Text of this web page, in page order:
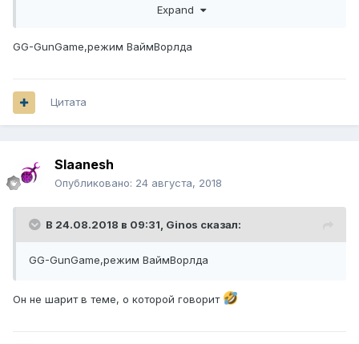
Expand
GG-GunGame,режим ВаймВорлда
Цитата
Slaanesh
Опубликовано: 24 августа, 2018
В 24.08.2018 в 09:31, Ginos сказал:
GG-GunGame,режим ВаймВорлда
Он не шарит в теме, о которой говорит